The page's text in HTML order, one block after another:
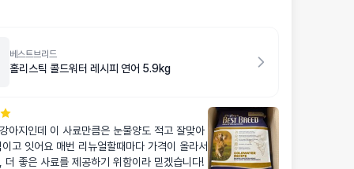
베스트브리드
홀리스틱 콜드워터 레시피 연어 5.9kg
아지인데 이 사료만큼은 눈물양도 적고 잘맞아
고 잇어요 매번 리뉴얼할때마다 가격이 올라서
더 좋은 사료를 제공하기 위함이라 믿겠습니다!